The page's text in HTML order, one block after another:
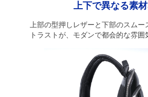
上下で異なる素
上部の型押しレザーと下部のスム
トラストが、モダンで都会的な雰囲